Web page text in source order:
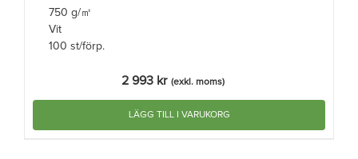
750 g/㎡
Vit
100 st/förp.
2 993 kr (exkl. moms)
LÄGG TILL I VARUKORG